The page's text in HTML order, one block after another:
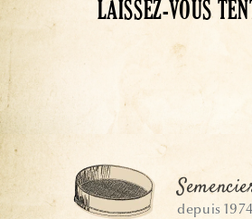
LAISSEZ-VOUS
depuis 1974